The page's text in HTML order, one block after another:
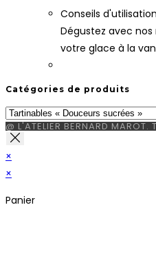
Conseils
Dégustez avec
votre glace à la
Catégories de produits
@ L'ATELIER BERNARD MAROT.
×
×
Panier